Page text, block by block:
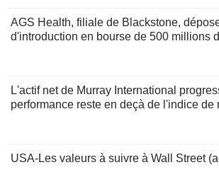
AGS Health, filiale de Blackstone,
d'introduction en bourse de 500 millions
L'actif net de Murray International
performance reste en deçà de l'indice de
USA-Les valeurs à suivre à Wall Street